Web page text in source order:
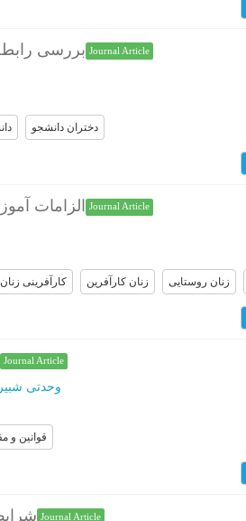
بررسی Journal Article
دختران دانشجو
الزامات Journal Article
کارآفرینی زنان زنان کارآفرین زنان روستایی
Journal Article
وحدتی
قوانین و
Journal Article